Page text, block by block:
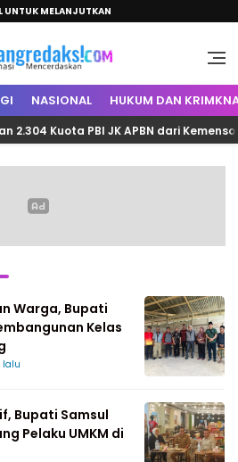
UNTUK MELANJUTKAN
Redaksi
Mencerdaskan
NASIONAL HUKUM DAN
Kuota PBI JK APBN dari Kemensos RI
Warga, Bupati
Kelas
lalu
Bupati Samsul
Pelaku UMKM di